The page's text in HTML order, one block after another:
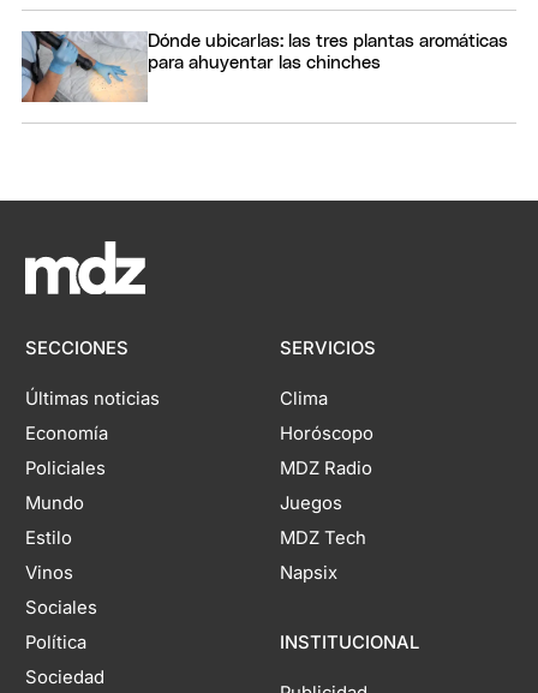
Dónde ubicarlas: las tres plantas aromáticas
para ahuyentar las chinches
SECCIONES
Últimas noticias
Economía
Policiales
Mundo
Estilo
Vinos
Sociales
Política
Sociedad
SERVICIOS
Clima
Horóscopo
MDZ Radio
Juegos
MDZ Tech
Napsix
INSTITUCIONAL